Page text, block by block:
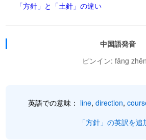
「方針」と「土針」の違い
中国語発音
ピンイン: fāng zhēn
英語での意味： line, direction,
「方針」の英訳を追